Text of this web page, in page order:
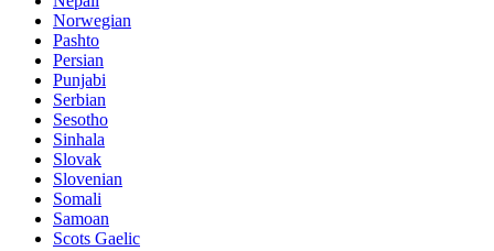
Norwegian
Pashto
Persian
Punjabi
Serbian
Sesotho
Sinhala
Slovak
Slovenian
Somali
Samoan
Scots Gaelic